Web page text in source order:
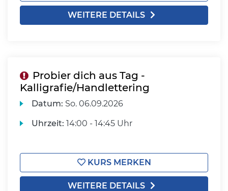
WEITERE DETAILS
Probier dich aus Tag -
Kalligrafie/Handlettering
Datum: So. 06.09.2026
Uhrzeit: 14:00 - 14:45 Uhr
KURS MERKEN
WEITERE DETAILS